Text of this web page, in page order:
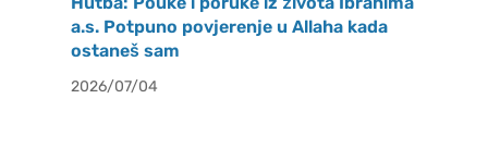
a.s. Potpuno povjerenje u Allaha kada
ostaneš sam
2026/07/04